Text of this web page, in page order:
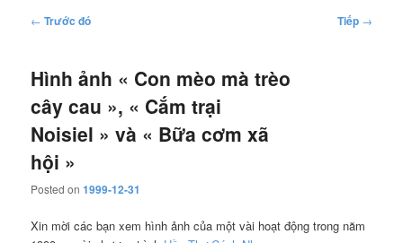
Điều
viết
← Trước đó Tiếp →
Hình ảnh « Con mèo mà trèo
cây cau », « Cắm trại
Noisiel » và « Bữa cơm xã
hội »
Posted on1999-12-31
Xin mời các bạn xem hình ảnh của một vài hoạt động trong năm